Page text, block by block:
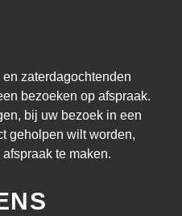
zaterdagochtenden
bezoeken op afspraak.
bij uw bezoek in een
geholpen wilt worden,
te maken.